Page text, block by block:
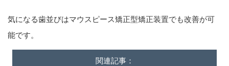
気になる歯並びはマウスピース矯正型矯正装置でも改善が可
能です。
関連記事：